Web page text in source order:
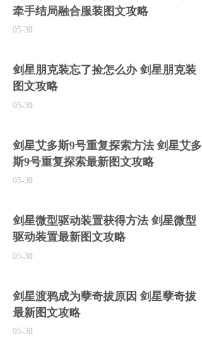
牵手结局融合服装图文攻略
05-30
剑星朋克装忘了捡怎么办 剑星朋克装
图文攻略
05-30
剑星艾多斯9号重复探索方法 剑星艾多
斯9号重复探索最新图文攻略
05-30
剑星微型驱动装置获得方法 剑星微型
驱动装置最新图文攻略
05-30
剑星渡鸦成为孽奇拔原因 剑星孽奇拔
最新图文攻略
05-30